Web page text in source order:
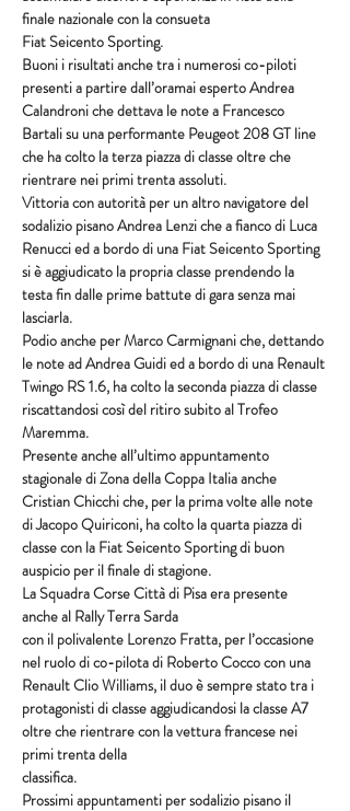
finale nazionale con la consueta
Fiat Seicento Sporting.
Buoni i risultati anche tra i numerosi co-piloti
presenti a partire dall’oramai esperto Andrea
Calandroni che dettava le note a Francesco
Bartali su una performante Peugeot 208 GT line
che ha colto la terza piazza di classe oltre che
rientrare nei primi trenta assoluti.
Vittoria con autorità per un altro navigatore del
sodalizio pisano Andrea Lenzi che a fianco di Luca
Renucci ed a bordo di una Fiat Seicento Sporting
si è aggiudicato la propria classe prendendo la
testa fin dalle prime battute di gara senza mai
lasciarla.
Podio anche per Marco Carmignani che, dettando
le note ad Andrea Guidi ed a bordo di una Renault
Twingo RS 1.6, ha colto la seconda piazza di classe
riscattandosi così del ritiro subito al Trofeo
Maremma.
Presente anche all’ultimo appuntamento
stagionale di Zona della Coppa Italia anche
Cristian Chicchi che, per la prima volte alle note
di Jacopo Quiriconi, ha colto la quarta piazza di
classe con la Fiat Seicento Sporting di buon
auspicio per il finale di stagione.
La Squadra Corse Città di Pisa era presente
anche al Rally Terra Sarda
con il polivalente Lorenzo Fratta, per l’occasione
nel ruolo di co-pilota di Roberto Cocco con una
Renault Clio Williams, il duo è sempre stato tra i
protagonisti di classe aggiudicandosi la classe A7
oltre che rientrare con la vettura francese nei
primi trenta della
classifica.
Prossimi appuntamenti per sodalizio pisano il